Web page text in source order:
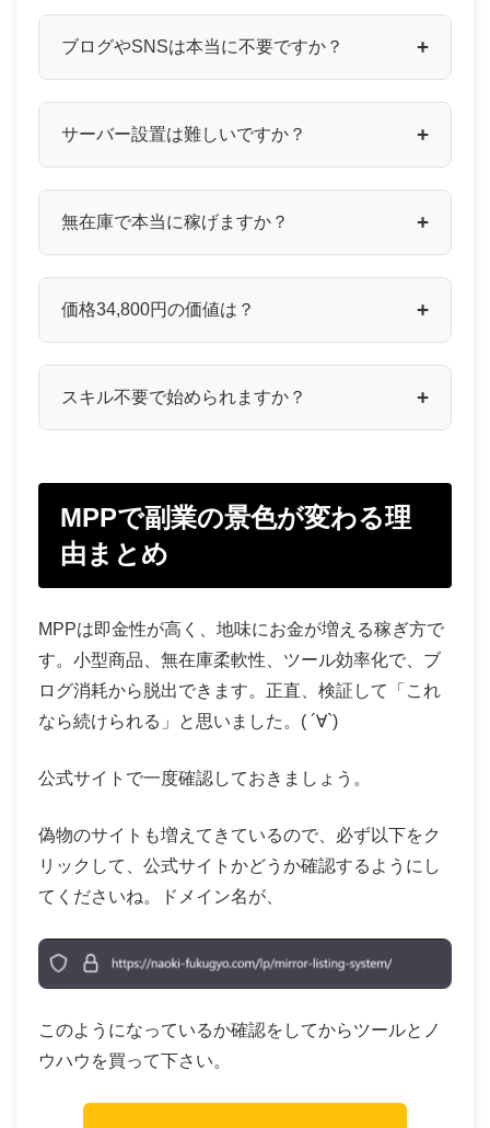
ブログやSNSは本当に不要ですか？
サーバー設置は難しいですか？
無在庫で本当に稼げますか？
価格34,800円の価値は？
スキル不要で始められますか？
MPPで副業の景色が変わる理
由まとめ
MPPは即金性が高く、地味にお金が増える稼ぎ方で
す。小型商品、無在庫柔軟性、ツール効率化で、ブ
ログ消耗から脱出できます。正直、検証して「これ
なら続けられる」と思いました。( ´∀`)
公式サイトで一度確認しておきましょう。
偽物のサイトも増えてきているので、必ず以下をク
リックして、公式サイトかどうか確認するようにし
てくださいね。ドメイン名が、
このようになっているか確認をしてからツールとノ
ウハウを買って下さい。